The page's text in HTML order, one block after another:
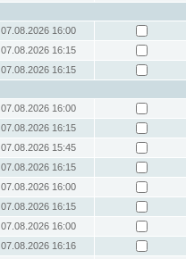
07.08.2026 16:00
07.08.2026 16:15
07.08.2026 16:15
07.08.2026 16:00
07.08.2026 16:15
07.08.2026 15:45
07.08.2026 16:15
07.08.2026 16:00
07.08.2026 16:15
07.08.2026 16:00
07.08.2026 16:16